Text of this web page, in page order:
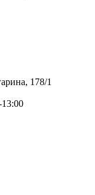
178/1